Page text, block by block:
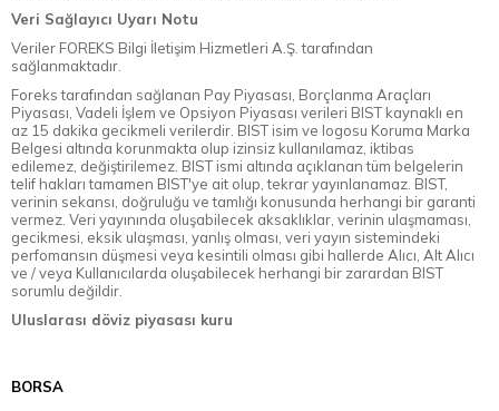
Veri Sağlayıcı Uyarı Notu
Veriler FOREKS Bilgi İletişim Hizmetleri A.Ş. tarafından
sağlanmaktadır.
Foreks tarafından sağlanan Pay Piyasası, Borçlanma Araçları
Piyasası, Vadeli İşlem ve Opsiyon Piyasası verileri BIST kaynaklı en
az 15 dakika gecikmeli verilerdir. BIST isim ve logosu Koruma Marka
Belgesi altında korunmakta olup izinsiz kullanılamaz, iktibas
edilemez, değiştirilemez. BIST ismi altında açıklanan tüm belgelerin
telif hakları tamamen BIST'ye ait olup, tekrar yayınlanamaz. BIST,
verinin sekansı, doğruluğu ve tamlığı konusunda herhangi bir garanti
vermez. Veri yayınında oluşabilecek aksaklıklar, verinin ulaşmaması,
gecikmesi, eksik ulaşması, yanlış olması, veri yayın sistemindeki
perfomansın düşmesi veya kesintili olması gibi hallerde Alıcı, Alt Alıcı
ve / veya Kullanıcılarda oluşabilecek herhangi bir zarardan BIST
sorumlu değildir.
Uluslarası döviz piyasası kuru
BORSA